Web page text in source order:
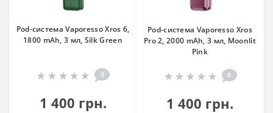
Pod-система Vaporesso Xros 6,
1800 mAh, 3 мл, Silk Green
0
1 400 грн.
Pod-система Vaporesso Xros
Pro 2, 2000 mAh, 3 мл, Moonlit
Pink
0
1 400 грн.